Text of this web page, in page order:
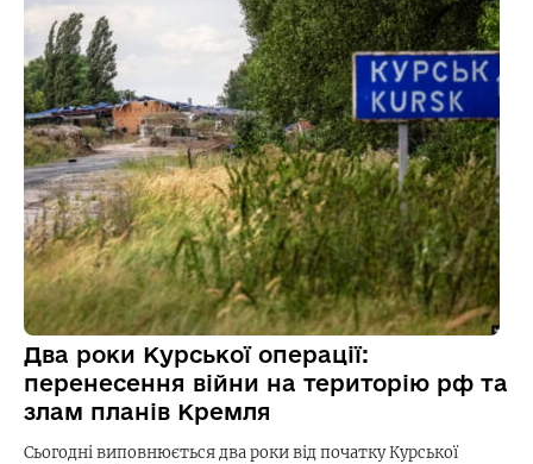
Два роки Курської операції:
перенесення війни на територію рф та
злам планів Кремля
Сьогодні виповнюється два роки від початку Курської